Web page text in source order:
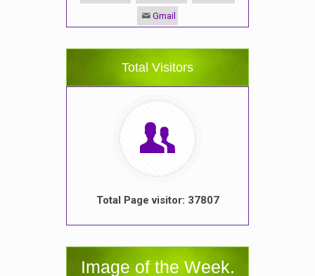
Gmail
Total Visitors
Total Page visitor: 37807
Image of the Week.